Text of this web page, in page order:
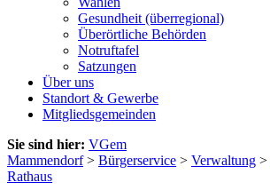
Gesundheit (überregional)
Überörtliche Behörden
Notruftafel
Satzungen
Über uns
Standort & Gewerbe
Mitgliedsgemeinden
Sie sind hier: VGem
Mammendorf> Bürgerservice > Verwaltung >
Rathaus